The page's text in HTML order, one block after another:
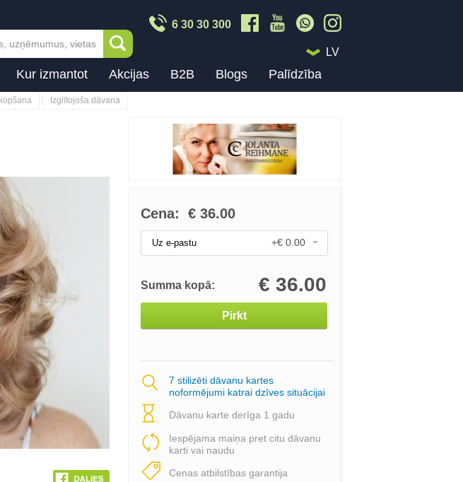
6 30 30 300
LV
Kur izmantot Akcijas B2B Blogs Palīdzība
Izglītojoša dāvana
Cena: € 36.00
Uz e-pastu +€ 0.00
Summa kopā: € 36.00
Pirkt
7 stilizēti dāvanu kartes
noformējumi katrai dzīves situācijai
Dāvanu karte derīga 1 gadu
Iespējama maiņa pret citu dāvanu
karti vai naudu
Cenas atbilstības garantija